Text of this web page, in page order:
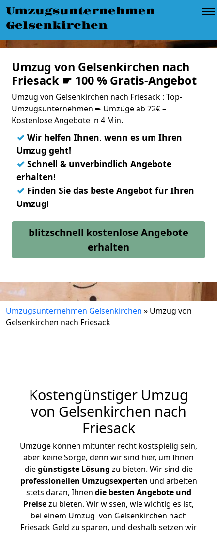
Umzugsunternehmen
Gelsenkirchen
Umzug von Gelsenkirchen nach
Friesack ☛ 100 % Gratis-Angebot
Umzug von Gelsenkirchen nach Friesack : Top-
Umzugsunternehmen ➨ Umzüge ab 72€ –
Kostenlose Angebote in 4 Min.
✓ Wir helfen Ihnen, wenn es um Ihren
Umzug geht!
✓ Schnell & unverbindlich Angebote
erhalten!
✓ Finden Sie das beste Angebot für Ihren
Umzug!
blitzschnell kostenlose Angebote
erhalten
Umzugsunternehmen Gelsenkirchen » Umzug von
Gelsenkirchen nach Friesack
Kostengünstiger Umzug
von Gelsenkirchen nach
Friesack
Umzüge können mitunter recht kostspielig sein,
aber keine Sorge, denn wir sind hier, um Ihnen
diegünstigste Lösung zu bieten. Wir sind die
professionellen Umzugsexperten und arbeiten
stets daran, Ihnen die besten Angebote und
Preisezu bieten. Wir wissen, wie wichtig es ist,
bei einem Umzug von Gelsenkirchen nach
Friesack Geld zu sparen, und deshalb setzen wir